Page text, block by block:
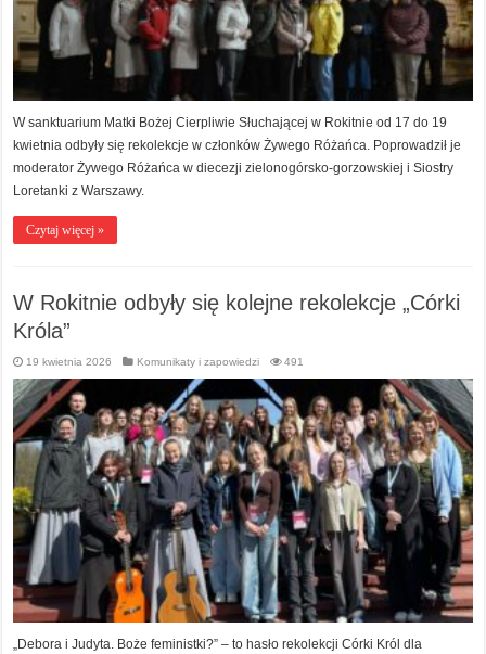
W sanktuarium Matki Bożej Cierpliwie Słuchającej w Rokitnie od 17 do 19
kwietnia odbyły się rekolekcje w członków Żywego Różańca. Poprowadził je
moderator Żywego Różańca w diecezji zielonogórsko-gorzowskiej i Siostry
Loretanki z Warszawy.
Czytaj więcej »
W Rokitnie odbyły się kolejne rekolekcje „Córki
Króla”
19 kwietnia 2026 Komunikaty i zapowiedzi 491
„Debora i Judyta. Boże feministki?” – to hasło rekolekcji Córki Król dla